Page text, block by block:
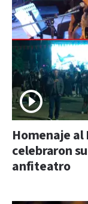
Homenaje al
celebraron
anfiteatro